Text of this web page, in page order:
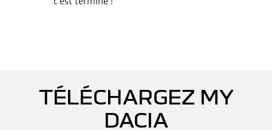
TÉLÉCHARGEZ MY
DACIA